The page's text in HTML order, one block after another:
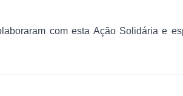
com esta Ação Solidária e